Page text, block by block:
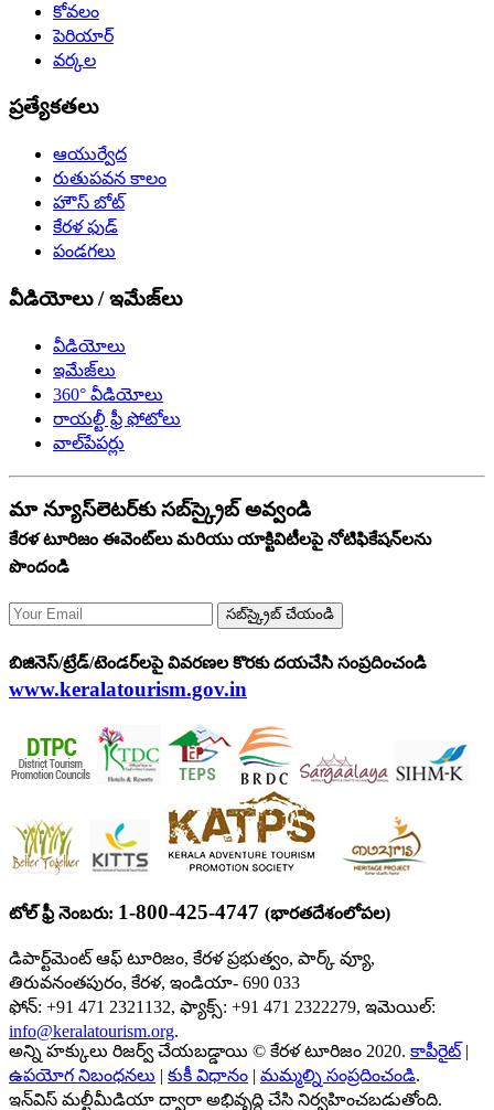
కోవలం
పెరియార్
వర్కల
ప్రత్యేకతలు
ఆయుర్వేద
రుతుపవన కాలం
హౌస్ బోట్
కేరళ ఫుడ్
పండగలు
వీడియోలు / ఇమేజ్‌లు
వీడియోలు
ఇమేజ్‌లు
360° వీడియోలు
రాయల్టీ ఫ్రీ ఫోటోలు
వాల్‌పేపర్లు
మా న్యూస్‌లెటర్‌కు సబ్‌స్క్రైబ్ అవ్వండి
కేరళ టూరిజం ఈవెంట్‌లు మరియు యాక్టివిటీలపై నోటిఫికేషన్‌లను
పొందండి
సబ్‌స్క్రైబ్ చేయండి
బిజినెస్/ట్రేడ్/టెండర్‌లపై వివరణల కొరకు దయచేసి సంప్రదించండి
www.keralatourism.gov.in
టోల్ ఫ్రీ నెంబరు: 1-800-425-4747 (భారతదేశంలోపల)
డిపార్ట్‌మెంట్ ఆఫ్ టూరిజం, కేరళ ప్రభుత్వం, పార్క్ వ్యూ,
తిరువనంతపురం, కేరళ, ఇండియా- 690 033
ఫోన్: +91 471 2321132, ఫ్యాక్స్: +91 471 2322279, ఇమెయిల్:
info@keralatourism.org.
అన్ని హక్కులు రిజర్వ్ చేయబడ్డాయి © కేరళ టూరిజం 2020. కాపీరైట్ |
ఉపయోగ నిబంధనలు | కుకీ విధానం | మమ్మల్ని సంప్రదించండి.
ఇన్‌విస్ మల్టీమీడియా ద్వారా అభివృద్ధి చేసి నిర్వహించబడుతోంది.